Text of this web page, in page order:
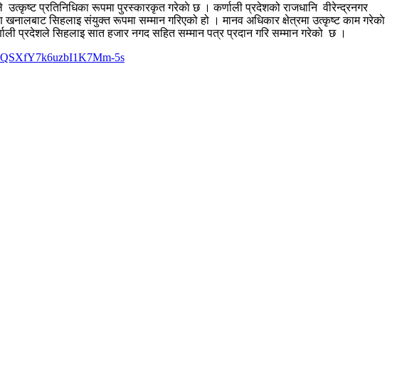
प्रतिनिधिका रूपमा पुरस्कारकृत गरेकाे छ । कर्णाली प्रदेशको राजधानि वीरेन्द्रनगर
सिहलाइ संयुक्त रूपमा सम्मान गरिएको हो । मानव अधिकार क्षेत्रमा उत्कृष्ट काम गरेकाे
प्रदेशले सिहलाइ सात हजार नगद सहित सम्मान पत्र प्रदान गरि सम्मान गरेको छ ।
5s